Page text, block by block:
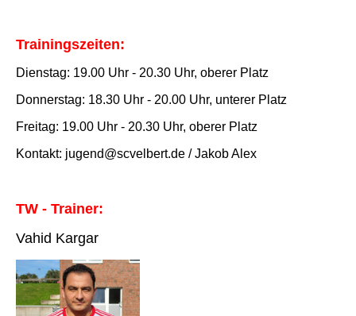
Trainingszeiten:
Dienstag: 19.00 Uhr - 20.30 Uhr, oberer Platz
Donnerstag: 18.30 Uhr - 20.00 Uhr, unterer Platz
Freitag: 19.00 Uhr - 20.30 Uhr, oberer Platz
Kontakt: jugend@scvelbert.de / Jakob Alex
TW - Trainer:
Vahid Kargar